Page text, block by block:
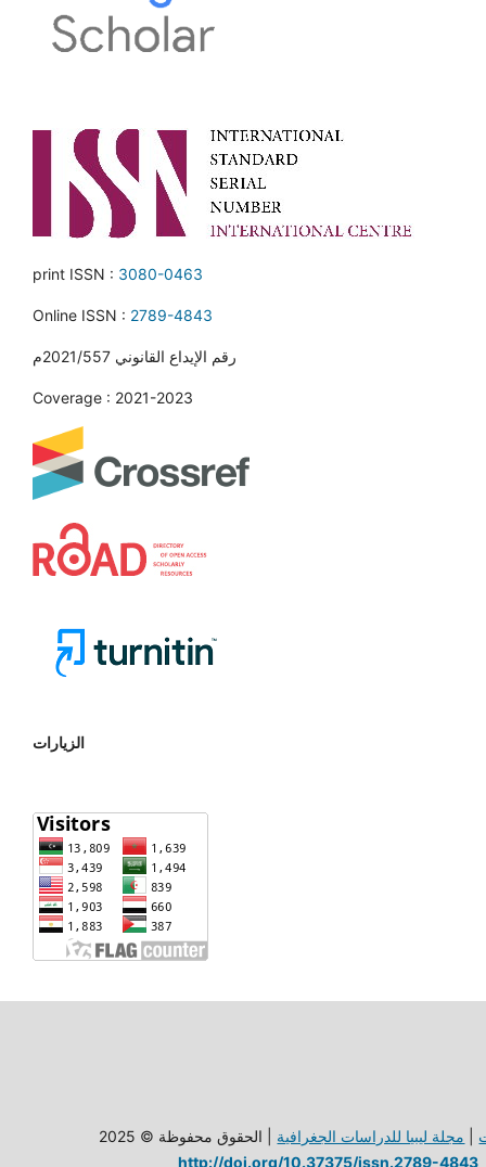
print ISSN : 3080-0463
Online ISSN : 2789-4843
رقم الإيداع القانوني 2021/557م
Coverage : 2021-2023
الزيارات
مجلة ليبيا للدراسات الجغرافية | الحقوق محفوظة © 2025
http://doi.org/10.37375/issn.2789-4843